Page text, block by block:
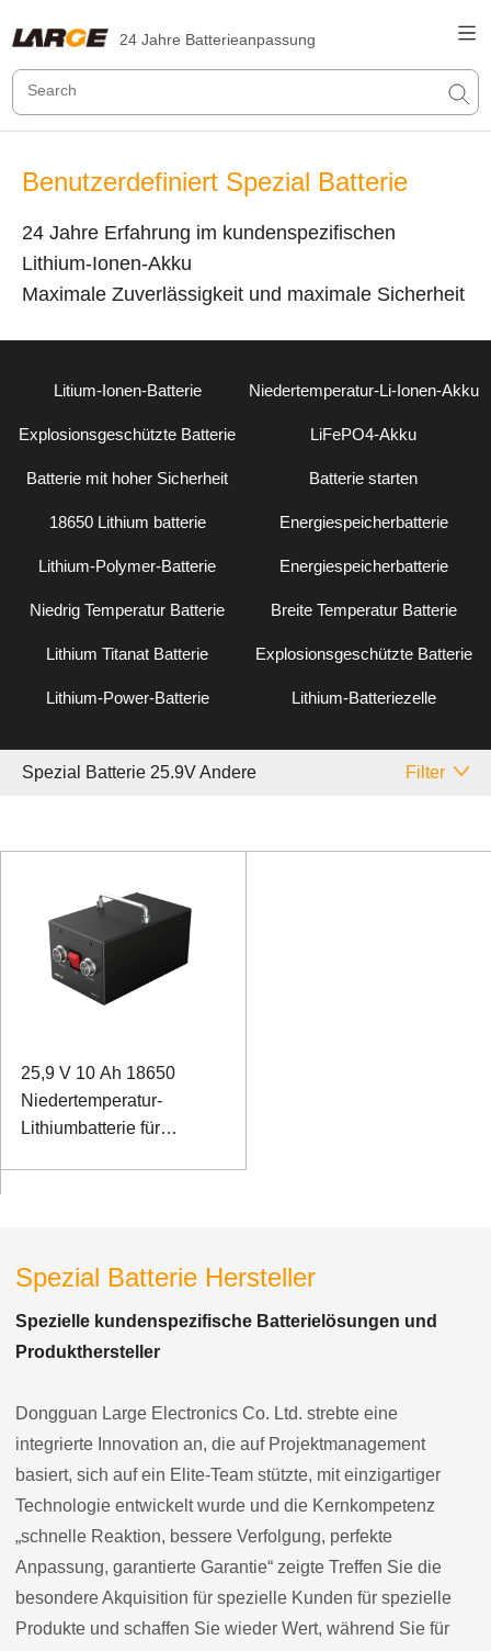
24 Jahre Batterieanpassung
Benutzerdefiniert Spezial Batterie
24 Jahre Erfahrung im kundenspezifischen
Lithium-Ionen-Akku
Maximale Zuverlässigkeit und maximale Sicherheit
Litium-Ionen-Batterie Niedertemperatur-Li-Ionen-Akku
Explosionsgeschützte Batterie LiFePO4-Akku
Batterie mit hoher Sicherheit Batterie starten
18650 Lithium batterie Energiespeicherbatterie
Lithium-Polymer-Batterie Energiespeicherbatterie
Niedrig Temperatur Batterie Breite Temperatur Batterie
Lithium Titanat Batterie Explosionsgeschützte Batterie
Lithium-Power-Batterie Lithium-Batteriezelle
Spezial Batterie 25.9V Andere Filter
25,9 V 10 Ah 18650
Niedertemperatur-
Lithiumbatterie für
Spezial Batterie Hersteller
Spezielle kundenspezifische Batterielösungen und
Produkthersteller
Dongguan Large Electronics Co. Ltd. strebte eine
integrierte Innovation an, die auf Projektmanagement
basiert, sich auf ein Elite-Team stützte, mit einzigartiger
Technologie entwickelt wurde und die Kernkompetenz
„schnelle Reaktion, bessere Verfolgung, perfekte
Anpassung, garantierte Garantie“ zeigte Treffen Sie die
besondere Akquisition für spezielle Kunden für spezielle
Produkte und schaffen Sie wieder Wert, während Sie für